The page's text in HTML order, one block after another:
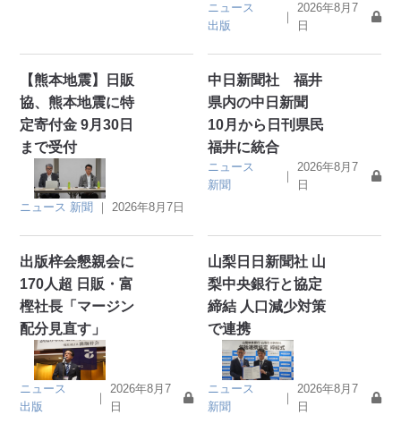
ニュース
出版
｜
2026年8月7
日
【熊本地震】日販
協、熊本地震に特
定寄付金 9月30日
まで受付
ニュース 新聞 ｜2026年8月7日
中日新聞社 福井
県内の中日新聞
10月から日刊県民
福井に統合
ニュース
新聞
｜
2026年8月7
日
出版梓会懇親会に
170人超 日販・富
樫社長「マージン
配分見直す」
ニュース
出版
｜
2026年8月7
日
山梨日日新聞社 山
梨中央銀行と協定
締結 人口減少対策
で連携
ニュース
新聞
｜
2026年8月7
日